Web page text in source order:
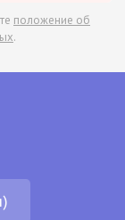
положение об
.